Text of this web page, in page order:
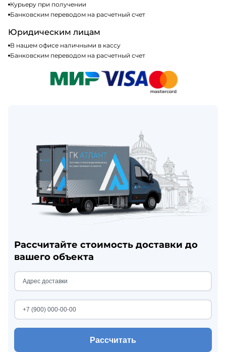
Курьеру при получении
Банковским переводом на расчетный счет
Юридическим лицам
В нашем офисе наличными в кассу
Банковским переводом на расчетный счет
Рассчитайте стоимость доставки до
вашего объекта
Рассчитать